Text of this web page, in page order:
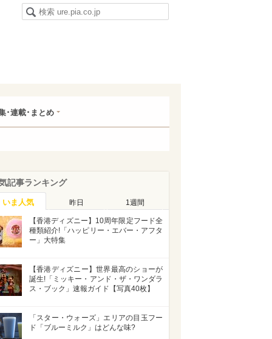
･連載･まとめ
記事ランキング
いま人気 昨日 1週間
【香港ディズニー】10周年限定フード全
種類紹介!「ハッピリー・エバー・アフタ
ー」大特集
【香港ディズニー】世界最高のショーが
誕生!「ミッキー・アンド・ザ・ワンダラ
ス・ブック」速報ガイド【写真40枚】
「スター・ウォーズ」エリアの目玉フー
ド「ブルーミルク」はどんな味?